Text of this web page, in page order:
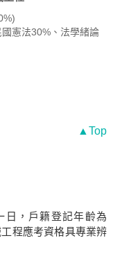
憲法30%、法學緒論
▲Top
日，戶籍登記年齡為
程應考資格具專業辨